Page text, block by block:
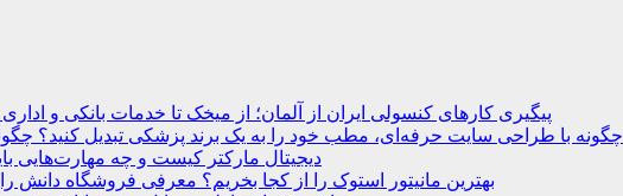
پیگیری کارهای کنسولی ایران از آلمان؛ از میخک تا خدمات بانکی و اداری
چگونه با طراحی سایت حرفه‌ای، مطب خود را به یک برند پزشکی تبدیل کنید؟
دیجیتال مارکتر کیست و چه مهارت‌هایی
بهترین مانیتور استوک را از کجا بخریم؟ معرفی فروشگاه دانش